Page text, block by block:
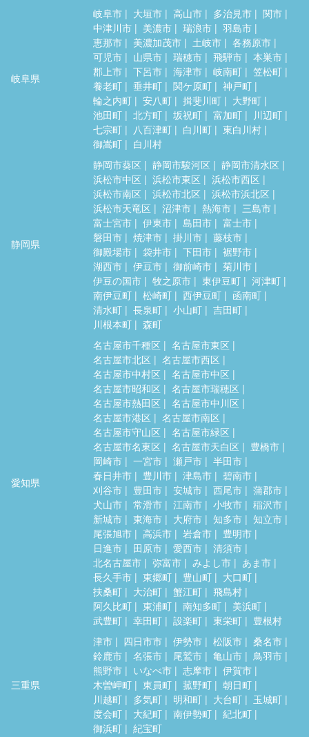
岐阜県
岐阜市 大垣市 高山市 多治見市
関市
中津川市
美濃市 瑞浪市
羽島市
恵那市
美濃加茂市 土岐市
各務原市
可児市
山県市 瑞穂市 飛騨市
本巣市
郡上市
下呂市 海津市 岐南町
笠松町
養老町
垂井町 関ケ原町
神戸町
輪之内町
安八町 揖斐川町
大野町
池田町
北方町 坂祝町 富加町
川辺町
七宗町
八百津町 白川町
東白川村
御嵩町
白川村
静岡県
静岡市葵区 静岡市駿河区
静岡市清水区
浜松市中区
浜松市東区
浜松市西区
浜松市南区
浜松市北区
浜松市浜北区
浜松市天竜区
沼津市 熱海市
三島市
富士宮市
伊東市 島田市
富士市
磐田市
焼津市 掛川市
藤枝市
御殿場市
袋井市 下田市
裾野市
湖西市
伊豆市 御前崎市
菊川市
伊豆の国市
牧之原市 東伊豆町
河津町
南伊豆町
松崎町 西伊豆町
函南町
清水町
長泉町 小山町
吉田町
川根本町
森町
愛知県
名古屋市千種区
名古屋市東区
名古屋市北区
名古屋市西区
名古屋市中村区
名古屋市中区
名古屋市昭和区
名古屋市瑞穂区
名古屋市熱田区
名古屋市中川区
名古屋市港区
名古屋市南区
名古屋市守山区
名古屋市緑区
名古屋市名東区
名古屋市天白区
豊橋市
岡崎市
一宮市 瀬戸市
半田市
春日井市
豊川市 津島市
碧南市
刈谷市
豊田市 安城市 西尾市
蒲郡市
犬山市
常滑市 江南市 小牧市
稲沢市
新城市
東海市 大府市 知多市
知立市
尾張旭市
高浜市 岩倉市
豊明市
日進市
田原市 愛西市
清須市
北名古屋市
弥富市 みよし市
あま市
長久手市
東郷町 豊山町
大口町
扶桑町
大治町 蟹江町
飛島村
阿久比町
東浦町 南知多町
美浜町
武豊町
幸田町 設楽町 東栄町 豊根村
三重県
津市 四日市市 伊勢市 松阪市
桑名市
鈴鹿市
名張市 尾鷲市 亀山市
鳥羽市
熊野市
いなべ市 志摩市
伊賀市
木曽岬町
東員町 菰野町
朝日町
川越町
多気町 明和町 大台町
玉城町
度会町
大紀町 南伊勢町
紀北町
御浜町
紀宝町